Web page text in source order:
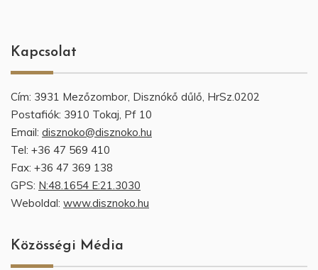
Kapcsolat
Cím: 3931 Mezőzombor, Disznókő dűlő, HrSz.0202
Postafiók: 3910 Tokaj, Pf 10
Email: disznoko@disznoko.hu
Tel: +36 47 569 410
Fax: +36 47 369 138
GPS: N:48.1654 E:21.3030
Weboldal: www.disznoko.hu
Közösségi Média